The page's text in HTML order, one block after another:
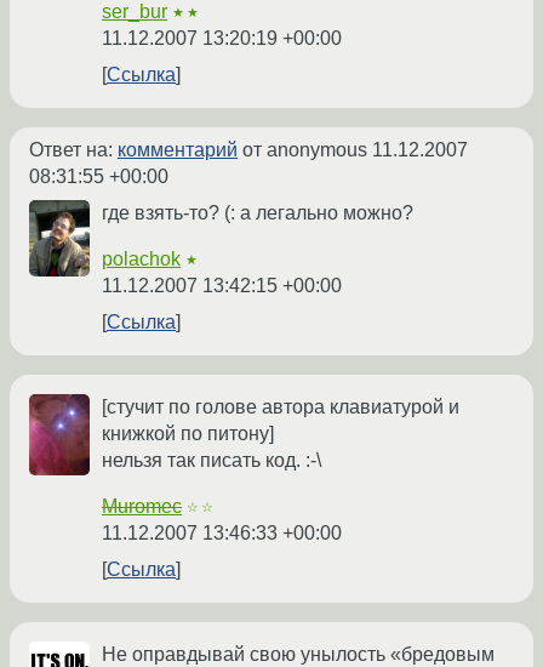
ser_bur ★★
11.12.2007 13:20:19 +00:00
Ссылка
Ответ на: комментарий от anonymous 11.12.2007
08:31:55 +00:00
где взять-то? (: а легально можно?
polachok ★
11.12.2007 13:42:15 +00:00
Ссылка
[стучит по голове автора клавиатурой и
книжкой по питону]
нельзя так писать код. :-\
Muromec ☆☆
11.12.2007 13:46:33 +00:00
Ссылка
Не оправдывай свою унылость «бредовым